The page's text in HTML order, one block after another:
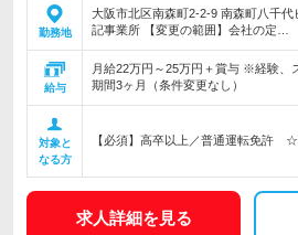
勤務地
大阪市北区南森町2-2-9 南森町八千代
記事業所 【変更の範囲】会社の定…
給与
月給22万円～25万円＋賞与 ※経験、
期間3ヶ月（条件変更なし）
対象と
なる方
【必須】高卒以上／普通運転免許
求人詳細を見る